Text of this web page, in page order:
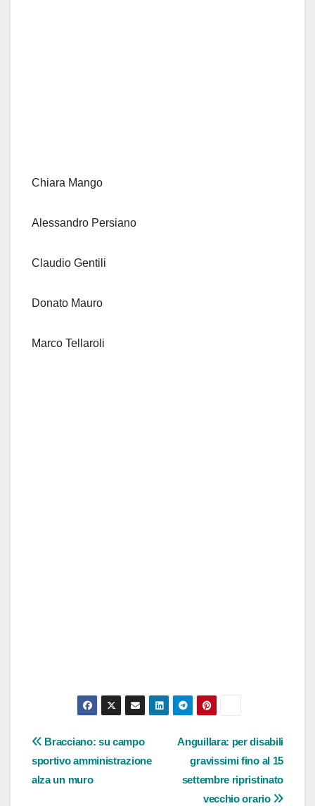
Chiara Mango
Alessandro Persiano
Claudio Gentili
Donato Mauro
Marco Tellaroli
Navigazione
articoli
Anguillara: per disabili
gravissimi fino al 15
settembre ripristinato
vecchio orario
Bracciano: su campo
sportivo amministrazione
alza un muro